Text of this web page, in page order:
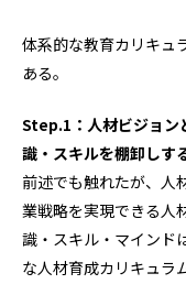
体系的な教育カリキュ
ある。
Step.1：人材ビジョン
識・スキルを棚卸しす
前述でも触れたが、人
業戦略を実現できる人
識・スキル・マインド
な人材育成カリキュラ